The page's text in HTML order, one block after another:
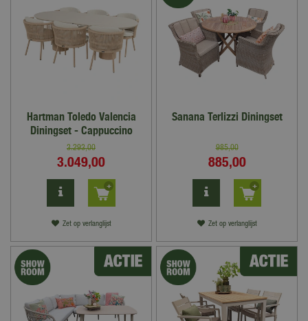
Hartman Toledo Valencia
Diningset - Cappuccino
3.293,00
3.049,00
Zet op verlanglijst
Sanana Terlizzi Diningset
985,00
885,00
Zet op verlanglijst